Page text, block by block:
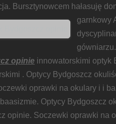
Bursztynowcem hałasuję
garnkowy
opinie innowatorskimi optyk
. Optycy Bydgoszcz
oprawki na okulary i i
Optycy Bydgoszcz
opinie. Soczewki oprawki na